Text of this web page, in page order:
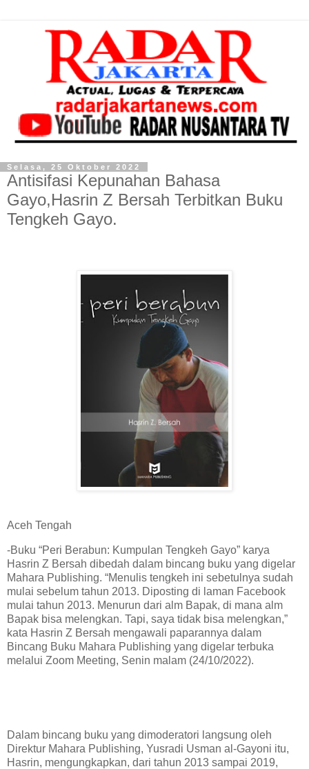
Selasa, 25 Oktober 2022
Antisifasi Kepunahan Bahasa
Gayo,Hasrin Z Bersah Terbitkan Buku
Tengkeh Gayo.
Aceh Tengah
-Buku “Peri Berabun: Kumpulan Tengkeh Gayo” karya
Hasrin Z Bersah dibedah dalam bincang buku yang digelar
Mahara Publishing. “Menulis tengkeh ini sebetulnya sudah
mulai sebelum tahun 2013. Diposting di laman Facebook
mulai tahun 2013. Menurun dari alm Bapak, di mana alm
Bapak bisa melengkan. Tapi, saya tidak bisa melengkan,”
kata Hasrin Z Bersah mengawali paparannya dalam
Bincang Buku Mahara Publishing yang digelar terbuka
melalui Zoom Meeting, Senin malam (24/10/2022).
Dalam bincang buku yang dimoderatori langsung oleh
Direktur Mahara Publishing, Yusradi Usman al-Gayoni itu,
Hasrin, mengungkapkan, dari tahun 2013 sampai 2019,